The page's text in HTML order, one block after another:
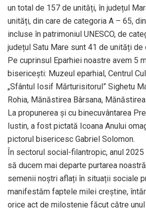
un total de 157 de unități, în județul
unități, din care de categoria A – 65,
incluse în patrimoniul UNESCO, de
județul Satu Mare sunt 41 de unități de
Pe cuprinsul Eparhiei noastre avem 5
bisericești: Muzeul eparhial, Centrul
„Sfântul Iosif Mărturisitorul” Sighetu
Rohia, Mănăstirea Bârsana,
La propunerea și cu binecuvântarea
Iustin, a fost pictată Icoana Anului
pictorul bisericesc Gabriel Solomon.
În sectorul social-filantropic, anul
să ducem mai departe purtarea
semenii noștri aflați în situații sociale
manifestăm faptele milei creștine,
orice act de milostenie făcut către